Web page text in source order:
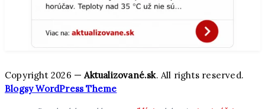
Copyright 2026 —Aktualizované.sk. All rights reserved.
Blogsy WordPress Theme